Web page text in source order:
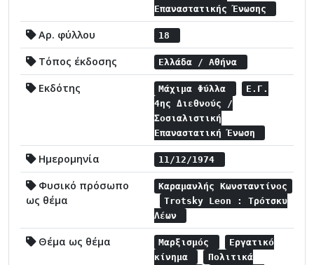
Επαναστατικής Ένωσης
Αρ. φύλλου 18
Τόπος έκδοσης Ελλάδα / Αθήνα
Εκδότης Μάχιμα Φύλλα
Ε.Γ.
4ης Διεθνούς /
Σοσιαλιστική
Επαναστατική Ένωση
Ημερομηνία 11/12/1974
Φυσικό πρόσωπο
ως θέμα
Καραμανλής Κωνσταντίνος
Trotsky Leon : Τρότσκυ
Λέων
Θέμα ως θέμα Μαρξισμός
Εργατικό
κίνημα
Πολιτικά